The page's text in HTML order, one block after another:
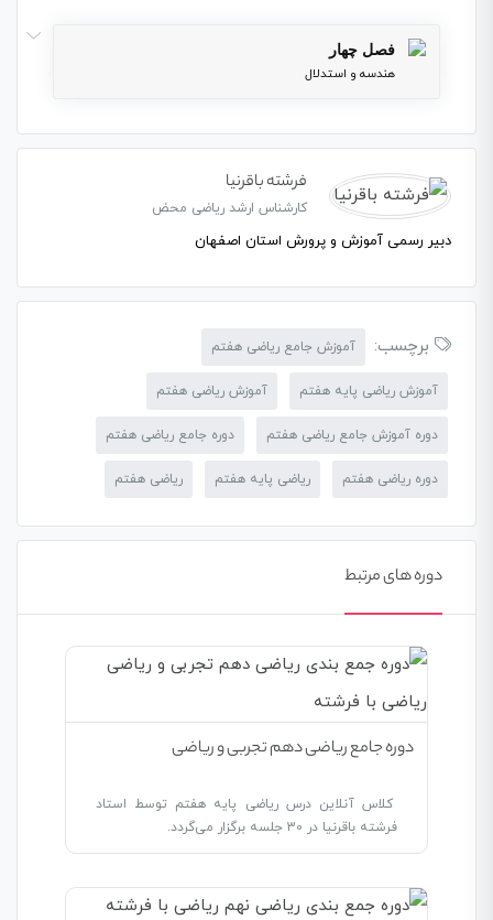
فصل چهار
هندسه و استدلال
فرشته باقرنیا
کارشناس ارشد ریاضی محض
دبیر رسمی آموزش و پرورش استان اصفهان
برچسب: آموزش جامع ریاضی هفتم
آموزش ریاضی پایه هفتم آموزش ریاضی هفتم
دوره آموزش جامع ریاضی هفتم دوره جامع ریاضی هفتم
دوره ریاضی هفتم ریاضی پایه هفتم ریاضی هفتم
دوره های مرتبط
دوره جامع ریاضی دهم تجربی و ریاضی
کلاس آنلاین درس ریاضی پایه هفتم توسط استاد
فرشته باقرنیا در 30 جلسه برگزار می‌گردد.